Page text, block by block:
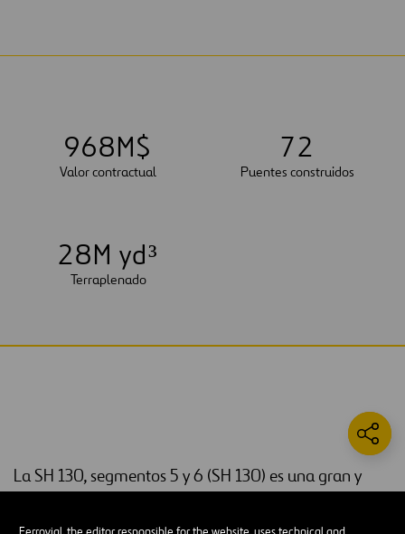
968M$
Valor contractual
72
Puentes construidos
28M yd³
Terraplenado
La SH 130, segmentos 5 y 6 (SH 130) es una gran y
totalmente electrónica formada por 4 carriles